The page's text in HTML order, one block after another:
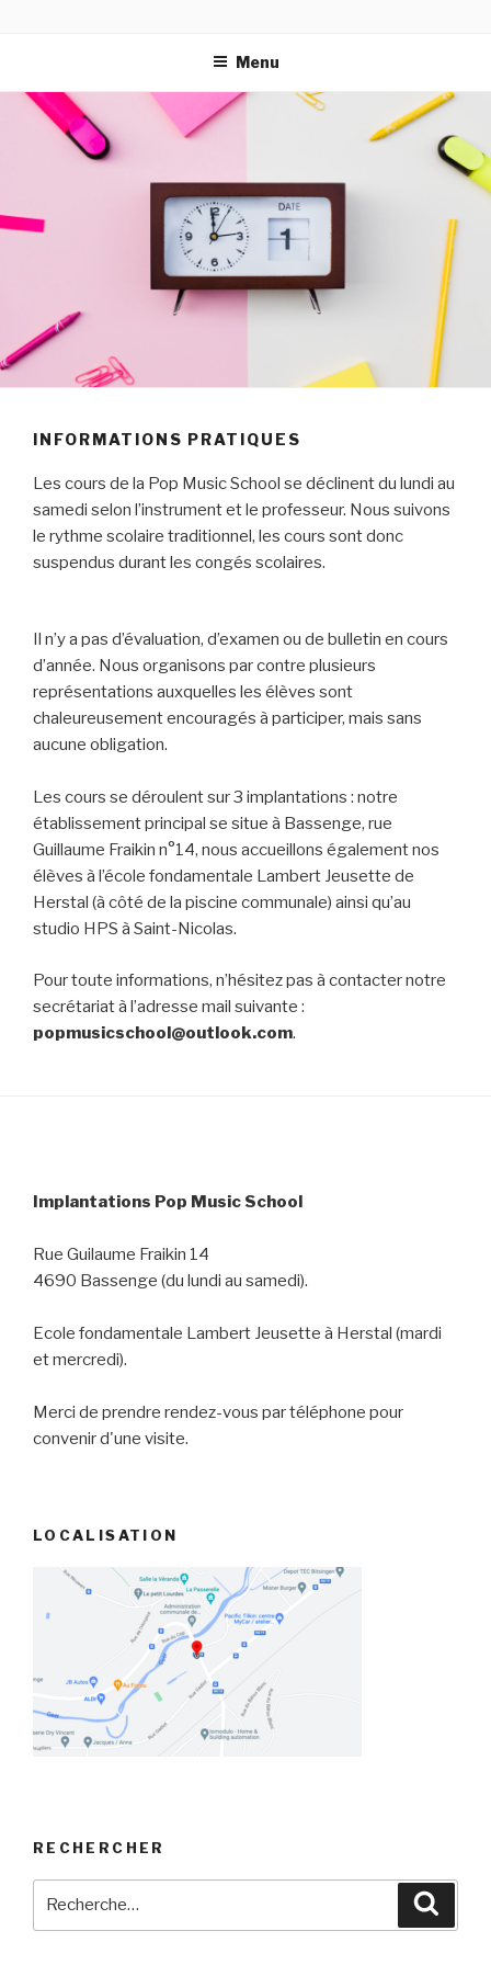
principal
Menu
INFORMATIONS PRATIQUES
Les cours de la Pop Music School se déclinent du lundi au
samedi selon l’instrument et le professeur. Nous suivons
le rythme scolaire traditionnel, les cours sont donc
suspendus durant les congés scolaires.
Il n’y a pas d’évaluation, d’examen ou de bulletin en cours
d’année. Nous organisons par contre plusieurs
représentations auxquelles les élèves sont
chaleureusement encouragés à participer, mais sans
aucune obligation.
Les cours se déroulent sur 3 implantations : notre
établissement principal se situe à Bassenge, rue
Guillaume Fraikin n°14, nous accueillons également nos
élèves à l’école fondamentale Lambert Jeusette de
Herstal (à côté de la piscine communale) ainsi qu’au
studio HPS à Saint-Nicolas.
Pour toute informations, n’hésitez pas à contacter notre
secrétariat à l’adresse mail suivante :
popmusicschool@outlook.com.
Implantations Pop Music School
Rue Guilaume Fraikin 14
4690 Bassenge (du lundi au samedi).
Ecole fondamentale Lambert Jeusette à Herstal (mardi
et mercredi).
Merci de prendre rendez-vous par téléphone pour
convenir d'une visite.
LOCALISATION
RECHERCHER